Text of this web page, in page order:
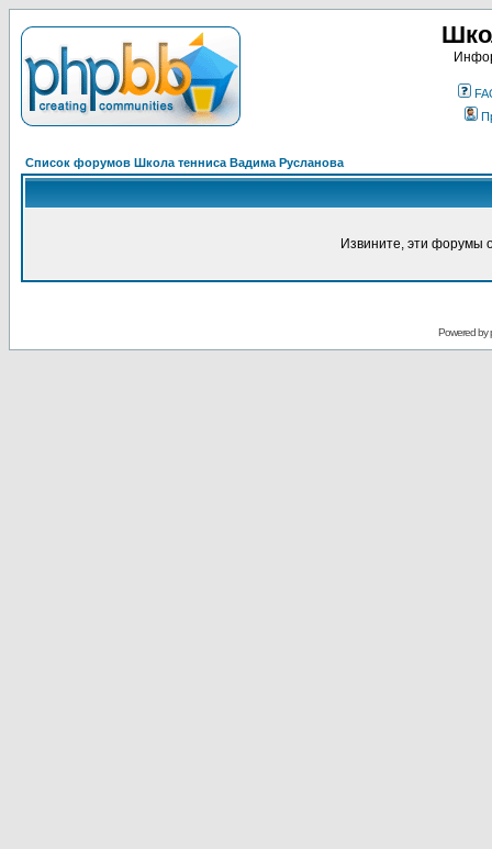
Список форумов Школа тенниса Вадима Русланова
Извините, эти форумы
Powered by